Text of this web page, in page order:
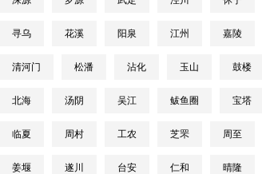
寻乌 花溪 阳泉 江州 嘉陵
清河门 松潘 沾化 玉山 鼓楼
北海 汤阴 吴江 鲅鱼圈 宝塔
临夏 周村 工农 芝罘 周至
姜堰 遂川 台安 仁和 晴隆